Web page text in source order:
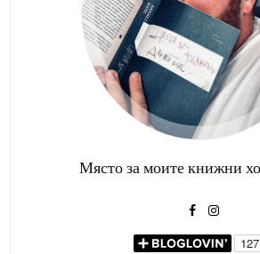
Място за моите книжни